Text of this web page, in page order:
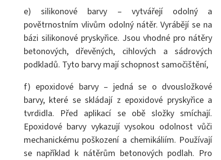
e) silikonové barvy – vytvářejí odolný a
povětrnostním vlivům odolný nátěr. Vyrábějí se na
bázi silikonové pryskyřice. Jsou vhodné pro nátěry
betonových, dřevěných, cihlových a sádrových
podkladů. Tyto barvy mají schopnost samočištění,
f) epoxidové barvy – jedná se o dvousložkové
barvy, které se skládají z epoxidové pryskyřice a
tvrdidla. Před aplikací se obě složky smíchají.
Epoxidové barvy vykazují vysokou odolnost vůči
mechanickému poškození a chemikáliím. Používají
se například k nátěrům betonových podlah. Pro